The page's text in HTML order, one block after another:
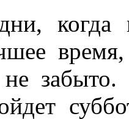
когда
время,
не